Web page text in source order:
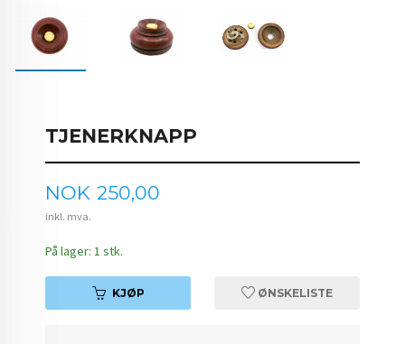
TJENERKNAPP
Pris
NOK 250,00
inkl. mva.
På lager: 1 stk.
KJØP ØNSKELISTE